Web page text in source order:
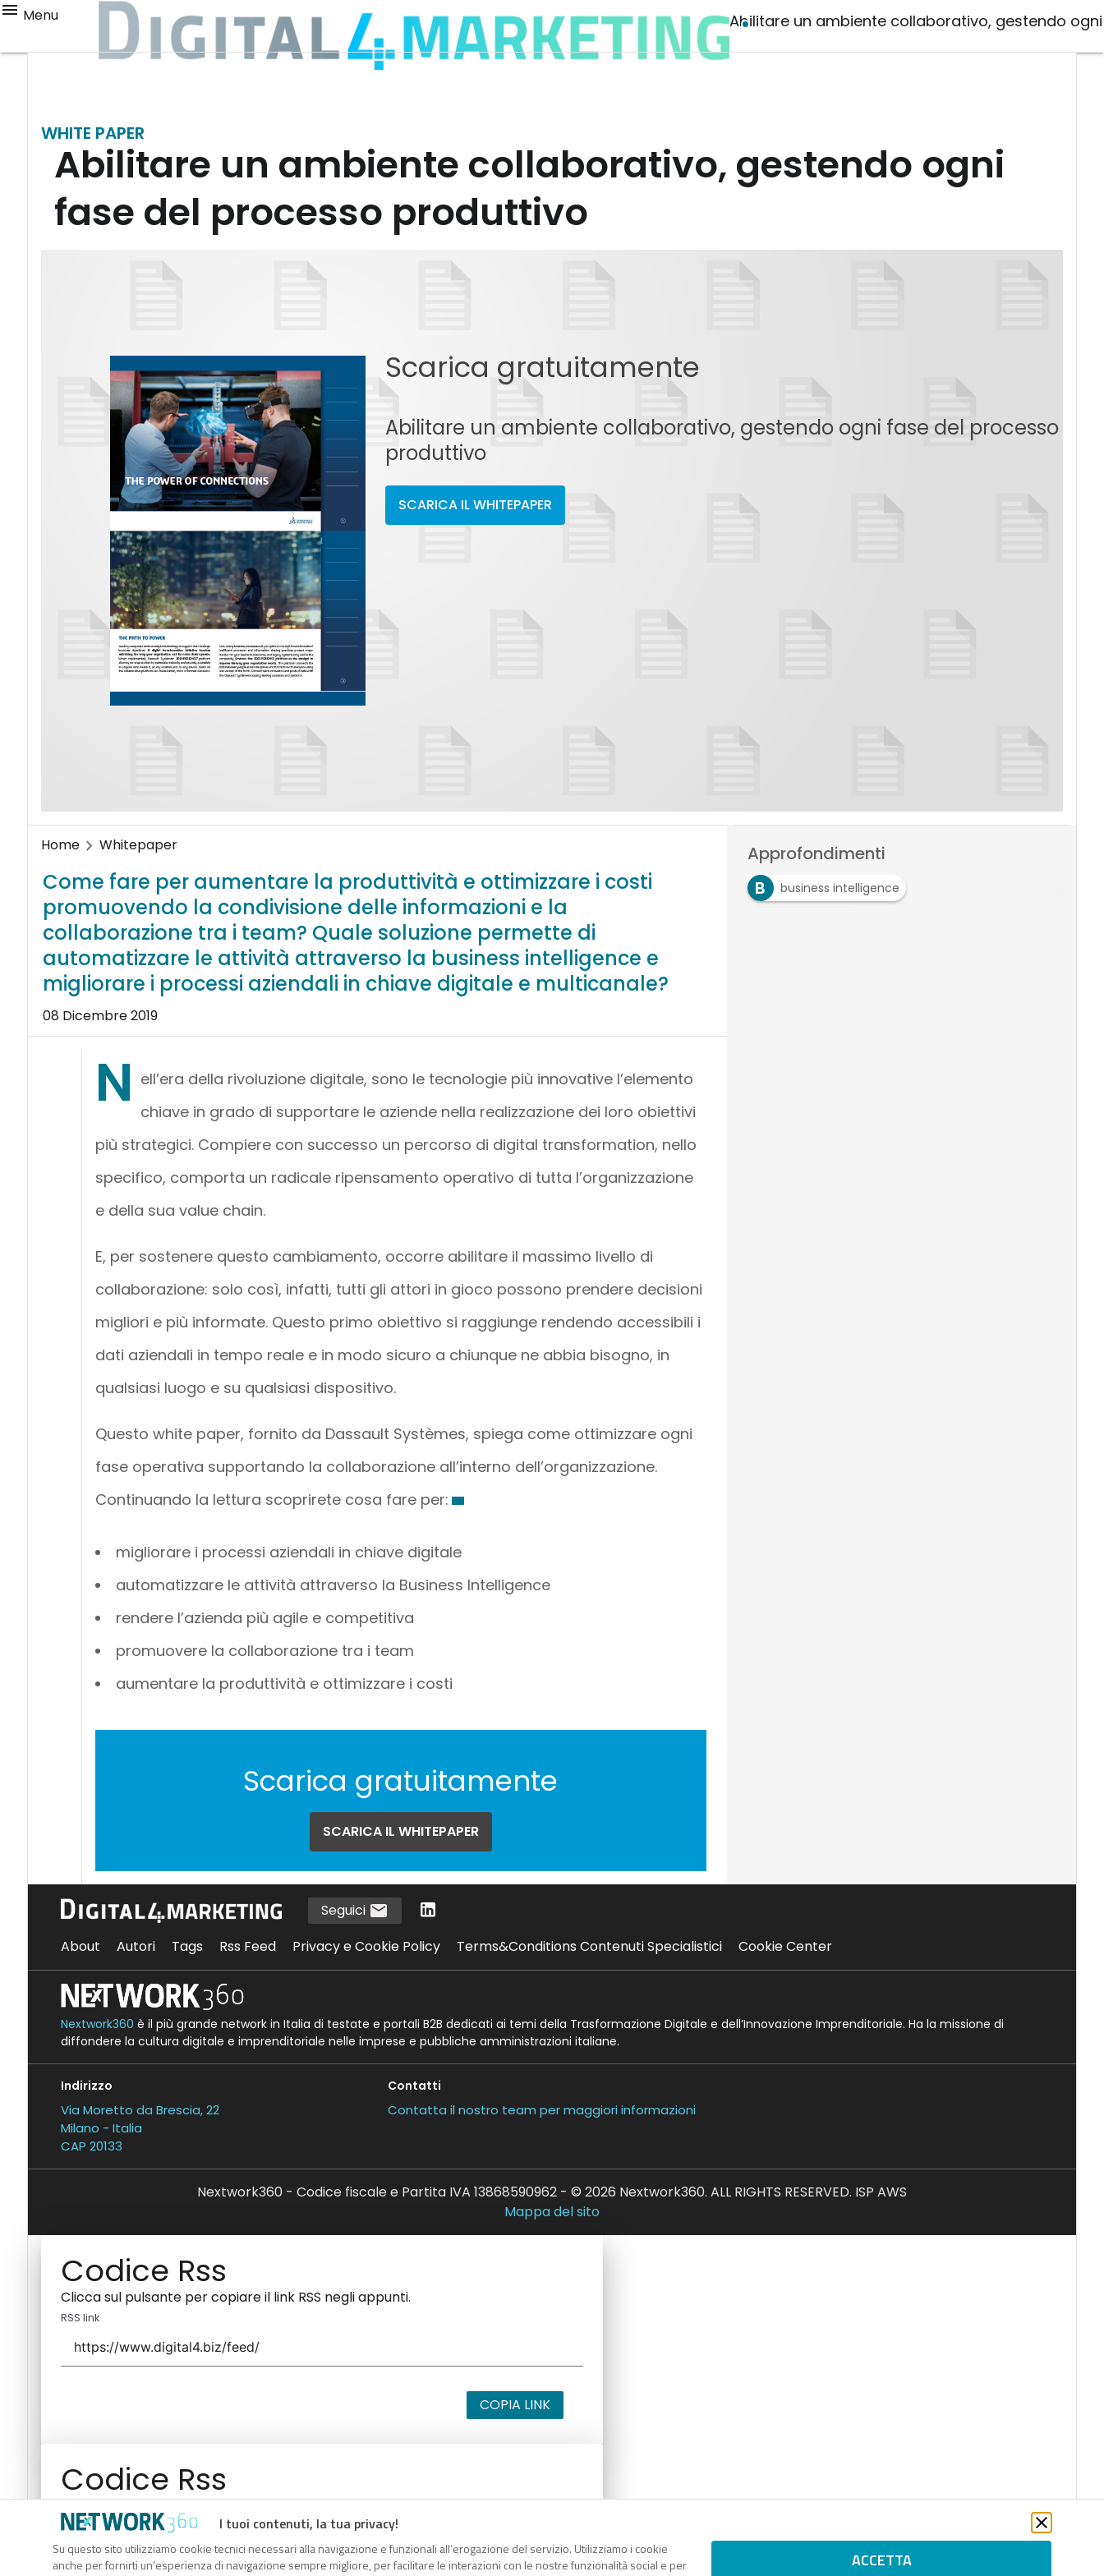
Menu Abilitare un ambiente collaborativo, gestendo
WHITE PAPER
Abilitare un ambiente collaborativo, gestendo ogni
fase del processo produttivo
Scarica gratuitamente
Abilitare un ambiente collaborativo, gestendo ogni fase del processo
produttivo
SCARICA IL WHITEPAPER
Home Whitepaper
Come fare per aumentare la produttività e ottimizzare i costi
promuovendo la condivisione delle informazioni e la
collaborazione tra i team? Quale soluzione permette di
automatizzare le attività attraverso la business intelligence e
migliorare i processi aziendali in chiave digitale e multicanale?
08 Dicembre 2019
N ell’era della rivoluzione digitale, sono le tecnologie più innovative l’elemento
chiave in grado di supportare le aziende nella realizzazione dei loro obiettivi
più strategici. Compiere con successo un percorso di digital transformation, nello
specifico, comporta un radicale ripensamento operativo di tutta l’organizzazione
e della sua value chain.
E, per sostenere questo cambiamento, occorre abilitare il massimo livello di
collaborazione: solo così, infatti, tutti gli attori in gioco possono prendere decisioni
migliori e più informate. Questo primo obiettivo si raggiunge rendendo accessibili i
dati aziendali in tempo reale e in modo sicuro a chiunque ne abbia bisogno, in
qualsiasi luogo e su qualsiasi dispositivo.
Questo white paper, fornito da Dassault Systèmes, spiega come ottimizzare ogni
fase operativa supportando la collaborazione all’interno dell’organizzazione.
Continuando la lettura scoprirete cosa fare per:
migliorare i processi aziendali in chiave digitale
automatizzare le attività attraverso la Business Intelligence
rendere l’azienda più agile e competitiva
promuovere la collaborazione tra i team
aumentare la produttività e ottimizzare i costi
Scarica gratuitamente
SCARICA IL WHITEPAPER
Approfondimenti
B
business intelligence
I tuoi contenuti, la tua privacy!
Su questo sito utilizziamo cookie tecnici necessari alla navigazione e funzionali all’erogazione del servizio. Utilizziamo i cookie
anche per fornirti un’esperienza di navigazione sempre migliore, per facilitare le interazioni con le nostre funzionalità social e per
ACCETTA
Seguici
About
Autori Tags Rss Feed Privacy e Cookie Policy Terms&Conditions Contenuti Specialistici Cookie Center
Nextwork360 è il più grande network in Italia di testate e portali B2B dedicati ai temi della Trasformazione Digitale e dell’Innovazione Imprenditoriale. Ha la missione di
diffondere la cultura digitale e imprenditoriale nelle imprese e pubbliche amministrazioni italiane.
Indirizzo
Via Moretto da Brescia, 22
Milano - Italia
CAP 20133
Contatti
Contatta il nostro team per maggiori informazioni
Nextwork360 - Codice fiscale e Partita IVA 13868590962 - © 2026 Nextwork360. ALL RIGHTS RESERVED. ISP AWS
Mappa del sito
Codice Rss
Clicca sul pulsante per copiare il link RSS negli appunti.
RSS link
COPIA LINK
Codice Rss
Clicca sul pulsante per copiare il link RSS negli appunti.
RSS link